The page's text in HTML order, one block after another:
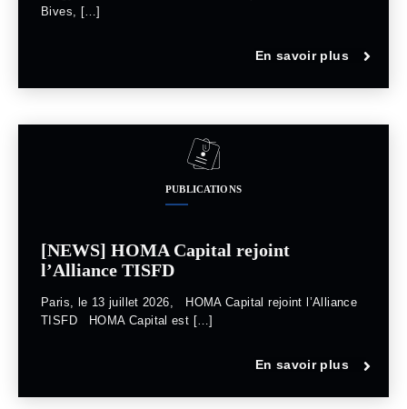
Bives, […]
En savoir plus
PUBLICATIONS
[NEWS] HOMA Capital rejoint
l’Alliance TISFD
Paris, le 13 juillet 2026, HOMA Capital rejoint l’Alliance
TISFD HOMA Capital est […]
En savoir plus